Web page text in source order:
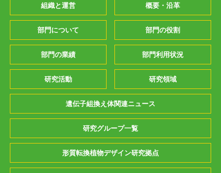
組織と運営 概要・沿革
部門について 部門の役割
部門の業績 部門利用状況
研究活動 研究領域
遺伝子組換え体関連ニュース
研究グループ一覧
形質転換植物デザイン研究拠点